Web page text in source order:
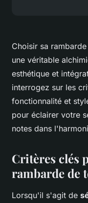
Choisir sa
une véritable
esthétique et
interrogez sur les
fonctionnalité et
pour éclairer votre
notes dans
Critères clés
rambarde de
Lorsqu'il s'agit de